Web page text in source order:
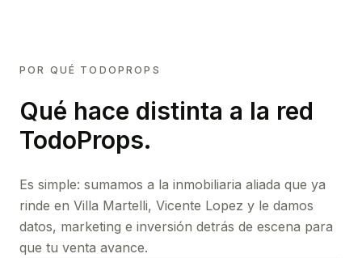
POR QUÉ TODOPROPS
Qué hace distinta a la red
TodoProps.
Es simple: sumamos a la inmobiliaria aliada que ya
rinde en Villa Martelli, Vicente Lopez y le damos
datos, marketing e inversión detrás de escena para
que tu venta avance.